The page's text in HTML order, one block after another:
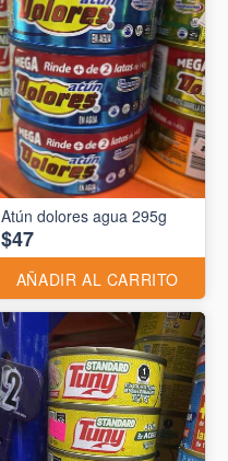
Atún dolores agua 295g
$47
AÑADIR AL CARRITO